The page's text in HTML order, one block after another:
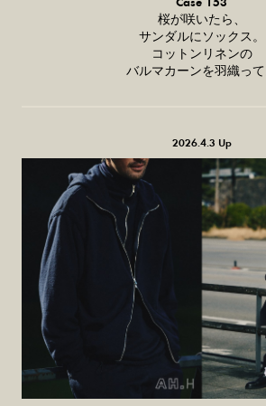
Case 153
桜が咲いたら、
サンダルにソックス。
コットンリネンの
バルマカーンを羽織って
2026.4.3 Up